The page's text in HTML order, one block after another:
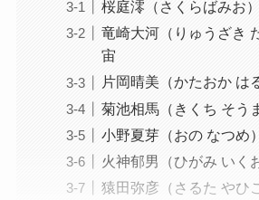
桜庭澪（さくらばみお
竜崎大河（りゅうざき
宙
片岡晴美（かたおか は
菊池相馬（きくち そう
小野夏芽（おの なつめ
火神郁男（ひがみ いく
猿田弥彦（さるた やひ